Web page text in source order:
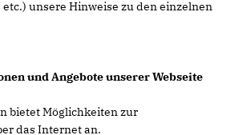
etc.) unsere Hinweise zu den einzelnen
und Angebote unserer Webseite
bietet Möglichkeiten zur
das Internet an.